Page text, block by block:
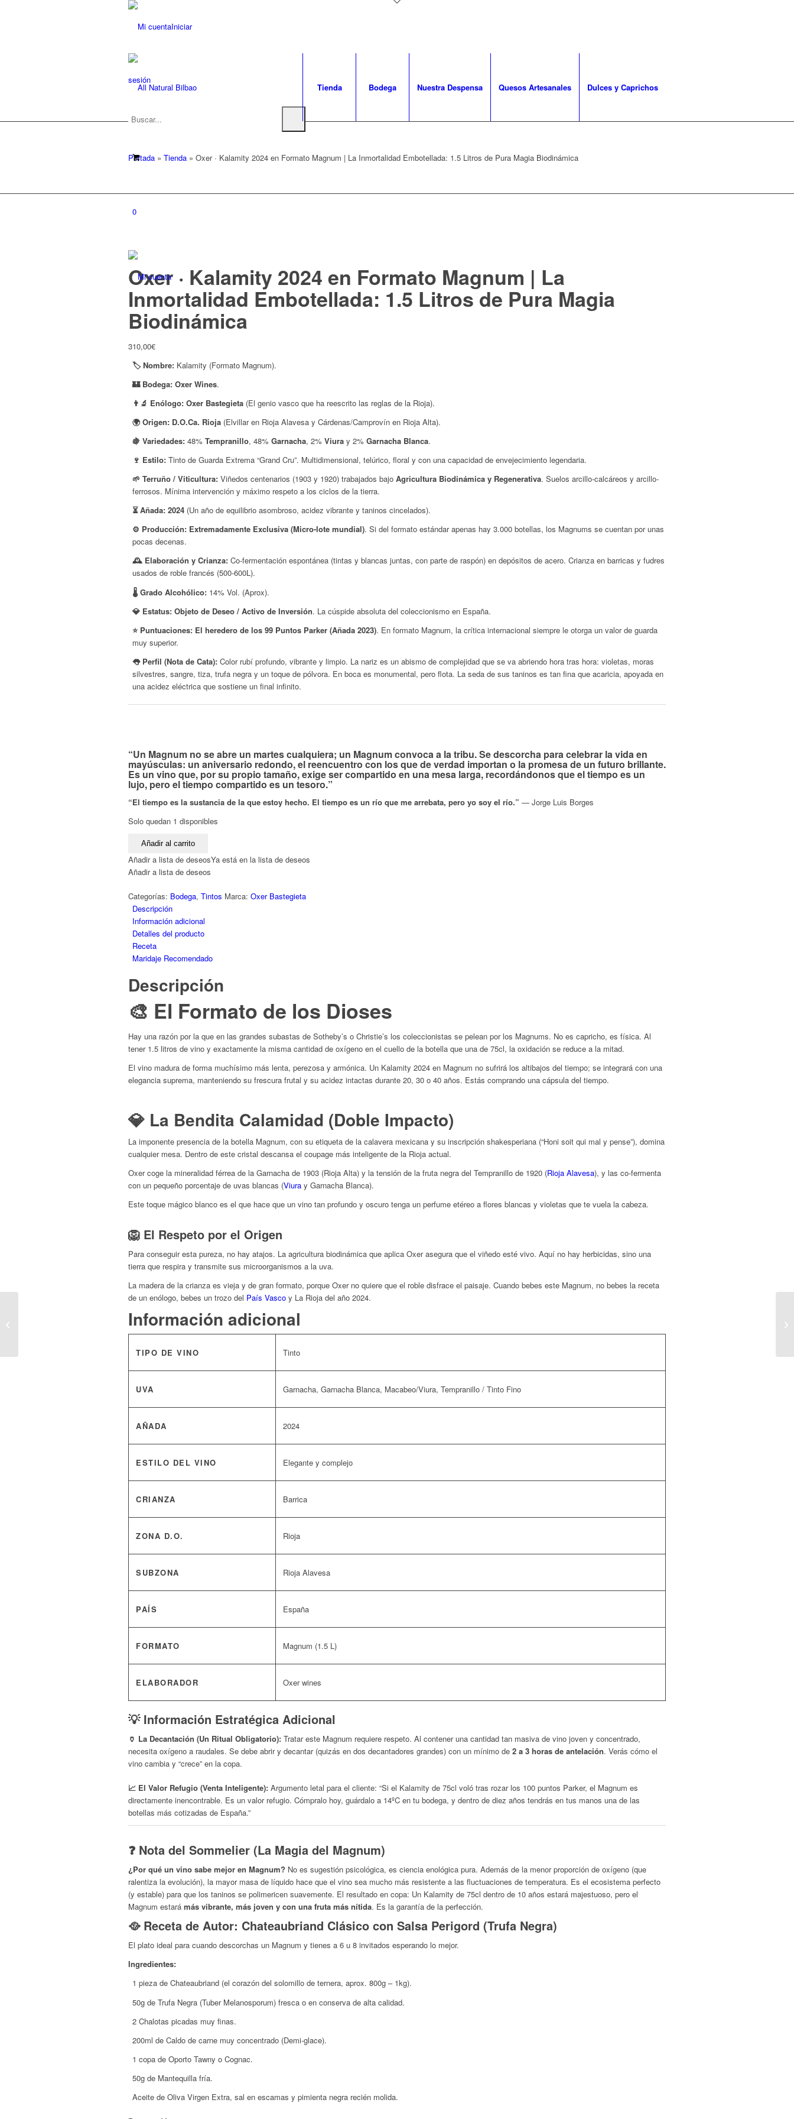
Iniciar
sesión
0
Tienda Bodega Nuestra Despensa Quesos Artesanales Dulces y Caprichos
Portada » Tienda » Oxer · Kalamity 2024 en Formato Magnum | La Inmortalidad Embotellada: 1.5 Litros de Pura Magia Biodinámica
Oxer · Kalamity 2024 en Formato Magnum | La
Inmortalidad Embotellada: 1.5 Litros de Pura Magia
Biodinámica
310,00€
🏷️ Nombre: Kalamity (Formato Magnum).
🏰 Bodega: Oxer Wines.
👨‍🔬 Enólogo: Oxer Bastegieta (El genio vasco que ha reescrito las reglas de la Rioja).
🌍 Origen: D.O.Ca. Rioja (Elvillar en Rioja Alavesa y Cárdenas/Camprovín en Rioja Alta).
🍇 Variedades: 48% Tempranillo, 48% Garnacha, 2% Viura y 2% Garnacha Blanca.
🍷 Estilo: Tinto de Guarda Extrema “Grand Cru”. Multidimensional, telúrico, floral y con una capacidad de envejecimiento legendaria.
🌱 Terruño / Viticultura: Viñedos centenarios (1903 y 1920) trabajados bajo Agricultura Biodinámica y Regenerativa. Suelos arcillo-calcáreos y arcillo-
ferrosos. Mínima intervención y máximo respeto a los ciclos de la tierra.
⏳ Añada: 2024 (Un año de equilibrio asombroso, acidez vibrante y taninos cincelados).
⚙️ Producción: Extremadamente Exclusiva (Micro-lote mundial). Si del formato estándar apenas hay 3.000 botellas, los Magnums se cuentan por unas
pocas decenas.
🕰️ Elaboración y Crianza: Co-fermentación espontánea (tintas y blancas juntas, con parte de raspón) en depósitos de acero. Crianza en barricas y fudres
usados de roble francés (500-600L).
🌡️ Grado Alcohólico: 14% Vol. (Aprox).
💎 Estatus: Objeto de Deseo / Activo de Inversión. La cúspide absoluta del coleccionismo en España.
⭐ Puntuaciones: El heredero de los 99 Puntos Parker (Añada 2023). En formato Magnum, la crítica internacional siempre le otorga un valor de guarda
muy superior.
👅 Perfil (Nota de Cata): Color rubí profundo, vibrante y limpio. La nariz es un abismo de complejidad que se va abriendo hora tras hora: violetas, moras
silvestres, sangre, tiza, trufa negra y un toque de pólvora. En boca es monumental, pero flota. La seda de sus taninos es tan fina que acaricia, apoyada en
una acidez eléctrica que sostiene un final infinito.
“Un Magnum no se abre un martes cualquiera; un Magnum convoca a la tribu. Se descorcha para celebrar la vida en
mayúsculas: un aniversario redondo, el reencuentro con los que de verdad importan o la promesa de un futuro brillante.
Es un vino que, por su propio tamaño, exige ser compartido en una mesa larga, recordándonos que el tiempo es un
lujo, pero el tiempo compartido es un tesoro.”
“El tiempo es la sustancia de la que estoy hecho. El tiempo es un río que me arrebata, pero yo soy el río.” — Jorge Luis Borges
Solo quedan 1 disponibles
Oxer
Kalamity
2024
Formato
Magnum
La
Inmortalidad
Embotellada:
Litros
Pura
Biodinámica
cantidad
Añadir al carrito
Añadir a lista de deseosYa está en la lista de deseos
Añadir a lista de deseos
Categorías: Bodega, Tintos Marca: Oxer Bastegieta
Descripción
Información adicional
Detalles del producto
Receta
Maridaje Recomendado
Descripción
🎨 El Formato de los Dioses
Hay una razón por la que en las grandes subastas de Sotheby’s o Christie’s los coleccionistas se pelean por los Magnums. No es capricho, es física. Al
tener 1.5 litros de vino y exactamente la misma cantidad de oxígeno en el cuello de la botella que una de 75cl, la oxidación se reduce a la mitad.
El vino madura de forma muchísimo más lenta, perezosa y armónica. Un Kalamity 2024 en Magnum no sufrirá los altibajos del tiempo; se integrará con una
elegancia suprema, manteniendo su frescura frutal y su acidez intactas durante 20, 30 o 40 años. Estás comprando una cápsula del tiempo.
💎 La Bendita Calamidad (Doble Impacto)
La imponente presencia de la botella Magnum, con su etiqueta de la calavera mexicana y su inscripción shakesperiana (“Honi soit qui mal y pense”), domina
cualquier mesa. Dentro de este cristal descansa el coupage más inteligente de la Rioja actual.
Oxer coge la mineralidad férrea de la Garnacha de 1903 (Rioja Alta) y la tensión de la fruta negra del Tempranillo de 1920 (Rioja Alavesa), y las co-fermenta
con un pequeño porcentaje de uvas blancas (Viura y Garnacha Blanca).
Este toque mágico blanco es el que hace que un vino tan profundo y oscuro tenga un perfume etéreo a flores blancas y violetas que te vuela la cabeza.
🦁 El Respeto por el Origen
Para conseguir esta pureza, no hay atajos. La agricultura biodinámica que aplica Oxer asegura que el viñedo esté vivo. Aquí no hay herbicidas, sino una
tierra que respira y transmite sus microorganismos a la uva.
La madera de la crianza es vieja y de gran formato, porque Oxer no quiere que el roble disfrace el paisaje. Cuando bebes este Magnum, no bebes la receta
de un enólogo, bebes un trozo del País Vasco y La Rioja del año 2024.
Información adicional
TIPO DE VINO Tinto
UVA Garnacha, Garnacha Blanca, Macabeo/Viura, Tempranillo / Tinto Fino
AÑADA 2024
ESTILO DEL VINO Elegante y complejo
CRIANZA Barrica
ZONA D.O. Rioja
SUBZONA Rioja Alavesa
PAÍS España
FORMATO Magnum (1.5 L)
ELABORADOR Oxer wines
💡 Información Estratégica Adicional
🏺 La Decantación (Un Ritual Obligatorio): Tratar este Magnum requiere respeto. Al contener una cantidad tan masiva de vino joven y concentrado,
necesita oxígeno a raudales. Se debe abrir y decantar (quizás en dos decantadores grandes) con un mínimo de 2 a 3 horas de antelación. Verás cómo el
vino cambia y “crece” en la copa.
📈 El Valor Refugio (Venta Inteligente): Argumento letal para el cliente: “Si el Kalamity de 75cl voló tras rozar los 100 puntos Parker, el Magnum es
directamente inencontrable. Es un valor refugio. Cómpralo hoy, guárdalo a 14ºC en tu bodega, y dentro de diez años tendrás en tus manos una de las
botellas más cotizadas de España.”
❓ Nota del Sommelier (La Magia del Magnum)
¿Por qué un vino sabe mejor en Magnum? No es sugestión psicológica, es ciencia enológica pura. Además de la menor proporción de oxígeno (que
ralentiza la evolución), la mayor masa de líquido hace que el vino sea mucho más resistente a las fluctuaciones de temperatura. Es el ecosistema perfecto
(y estable) para que los taninos se polimericen suavemente. El resultado en copa: Un Kalamity de 75cl dentro de 10 años estará majestuoso, pero el
Magnum estará más vibrante, más joven y con una fruta más nítida. Es la garantía de la perfección.
🥘 Receta de Autor: Chateaubriand Clásico con Salsa Perigord (Trufa Negra)
El plato ideal para cuando descorchas un Magnum y tienes a 6 u 8 invitados esperando lo mejor.
Ingredientes:
1 pieza de Chateaubriand (el corazón del solomillo de ternera, aprox. 800g – 1kg).
50g de Trufa Negra (Tuber Melanosporum) fresca o en conserva de alta calidad.
2 Chalotas picadas muy finas.
200ml de Caldo de carne muy concentrado (Demi-glace).
1 copa de Oporto Tawny o Cognac.
50g de Mantequilla fría.
Aceite de Oliva Virgen Extra, sal en escamas y pimienta negra recién molida.